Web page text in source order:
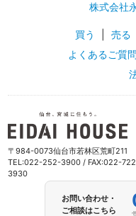
株式会社
買う 売る
よくあるご質問
〒984-0073仙台市若林区荒町211
TEL:022-252-3900 / FAX:022-
3930
お問い合わせ・
ご相談はこちら